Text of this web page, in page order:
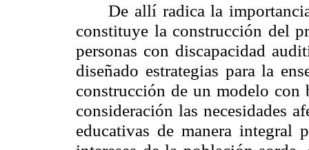
De allí radica la
constituye la construcción del
personas con discapacidad
diseñado estrategias para la
construcción de un modelo con
consideración las necesidades
educativas de manera integral